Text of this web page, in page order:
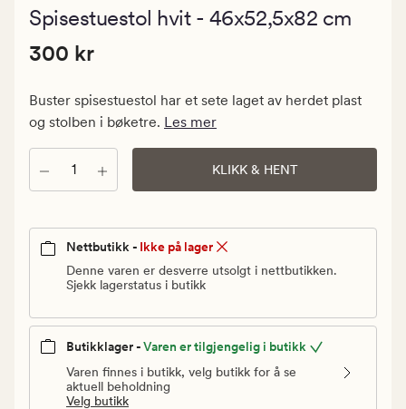
med
0
Spisestuestol hvit - 46x52,5x82 cm
Pris
pris
300
kr
Pris 300 kr
300 kr
Buster spisestuestol har et sete laget av herdet plast
og stolben i bøketre. Les mer
Antall KLIKK & HENT
Nettbutikk - Ikke på lager
Denne varen er desverre utsolgt i nettbutikken.
Sjekk lagerstatus i butikk
Butikklager -Varen er tilgjengelig i butikk
Varen finnes i butikk, velg butikk for å se
aktuell beholdning
Velg butikk